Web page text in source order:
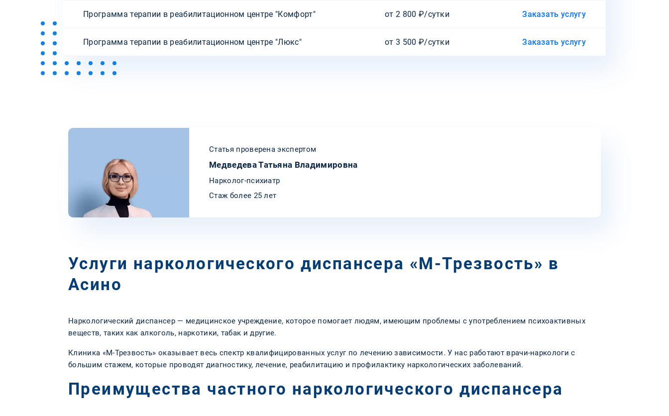
Программа терапии в реабилитационном центре "Комфорт" от 2 800 ₽/сутки Заказать услугу
Программа терапии в реабилитационном центре "Люкс" от 3 500 ₽/сутки Заказать услугу
Статья проверена экспертом
Медведева Татьяна Владимировна
Нарколог-психиатр
Стаж более 25 лет
Услуги наркологического диспансера «М-Трезвость» в
Асино
Наркологический диспансер — медицинское учреждение, которое помогает людям, имеющим проблемы с употреблением психоактивных
веществ, таких как алкоголь, наркотики, табак и другие.
Клиника «М-Трезвость» оказывает весь спектр квалифицированных услуг по лечению зависимости. У нас работают врачи-наркологи с
большим стажем, которые проводят диагностику, лечение, реабилитацию и профилактику наркологических заболеваний.
Преимущества частного наркологического диспансера